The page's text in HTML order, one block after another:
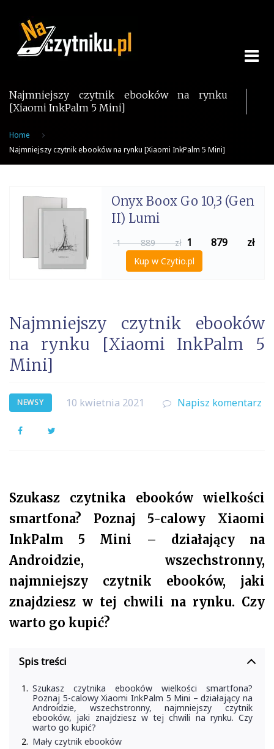
content
Najmniejszy czytnik ebooków na rynku
[Xiaomi InkPalm 5 Mini]
Home
Najmniejszy czytnik ebooków na rynku [Xiaomi InkPalm 5 Mini]
Onyx Boox Go 10,3 (Gen
II) Lumi
1 889 zł 1 879 zł
Kup w Czytio.pl
Najmniejszy czytnik ebooków
na rynku [Xiaomi InkPalm 5
Mini]
NEWSY 10 kwietnia 2021 Napisz komentarz
Facebook
Szukasz czytnika ebooków wielkości
smartfona? Poznaj 5-calowy Xiaomi
InkPalm 5 Mini – działający na
Androidzie, wszechstronny,
najmniejszy czytnik ebooków, jaki
znajdziesz w tej chwili na rynku. Czy
warto go kupić?
Spis treści
Szukasz czytnika ebooków wielkości smartfona?
Poznaj 5-calowy Xiaomi InkPalm 5 Mini – działający na
Androidzie, wszechstronny, najmniejszy czytnik
ebooków, jaki znajdziesz w tej chwili na rynku. Czy
warto go kupić?
Mały czytnik ebooków